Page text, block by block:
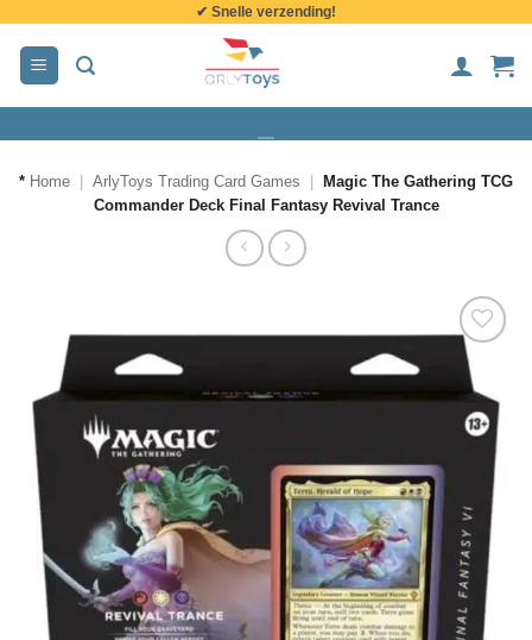
inhoud
✔ Snelle verzending!
* Home ArlyToys Trading Card Games
Magic The Gathering TCG
Commander Deck Final Fantasy Revival Trance